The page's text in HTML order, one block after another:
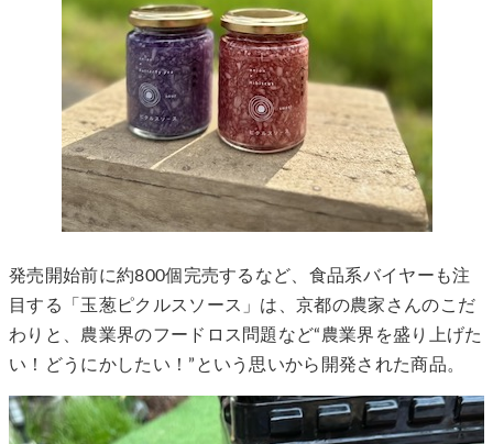
発売開始前に約800個完売するなど、食品系バイヤーも注
目する「玉葱ピクルスソース」は、京都の農家さんのこだ
わりと、農業界のフードロス問題など“農業界を盛り上げた
い！どうにかしたい！”という思いから開発された商品。